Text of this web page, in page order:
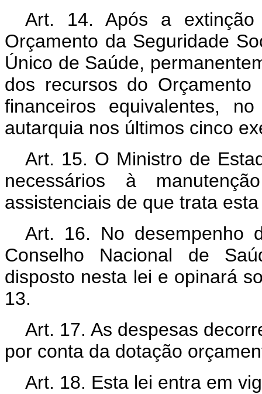
Art.
14. Após a
Orçamento da Seguridade
Único de Saúde,
dos recursos do
financeiros equivalentes,
autarquia nos últimos cinco
Art. 15. O Ministro de
necessários à
assistenciais de que trata
Art.
16. No desempenho
Conselho Nacional de
disposto nesta lei e opinará
13.
Art. 17. As despesas
por conta da dotação
Art. 18. Esta lei entra em